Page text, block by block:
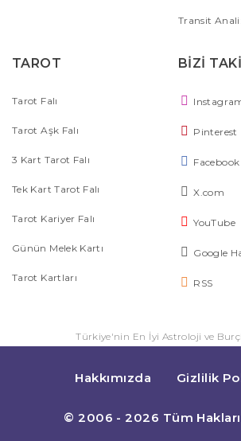
Transit
TAROT
Tarot Falı
Tarot Aşk Falı
3 Kart Tarot Falı
Tek Kart Tarot Falı
Tarot Kariyer Falı
Günün Melek Kartı
Tarot Kartları
BİZİ
Pinterest
Facebook
X.com
YouTube
Google
RSS
Türkiye'nin En İyi Astroloji ve
Hakkımızda Gizlilik
© 2006 - 2026 Tüm Hakları